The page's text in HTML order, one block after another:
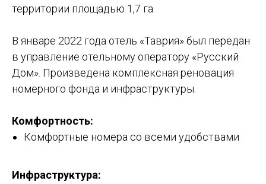
территории площадью 1,7 га.
В январе 2022 года отель «Таврия» был передан
в управление отельному оператору «Русский
Дом». Произведена комплексная реновация
номерного фонда и инфраструктуры.
Комфортность:
Комфортные номера со всеми удобствами
Инфраструктура: